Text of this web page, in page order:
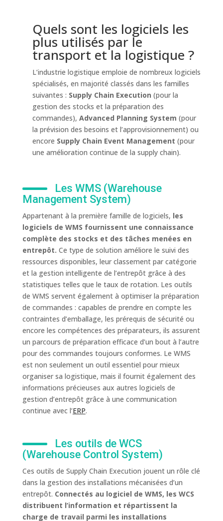
Quels sont les logiciels les
plus utilisés par le
transport et la logistique ?​
L’industrie logistique emploie de nombreux logiciels
spécialisés, en majorité classés dans les familles
suivantes : Supply Chain Execution (pour la
gestion des stocks et la préparation des
commandes), Advanced Planning System (pour
la prévision des besoins et l’approvisionnement) ou
encore Supply Chain Event Management (pour
une amélioration continue de la supply chain).
Les WMS (Warehouse
Management System)
Appartenant à la première famille de logiciels, les
logiciels de WMS fournissent une connaissance
complète des stocks et des tâches menées en
entrepôt. Ce type de solution améliore le suivi des
ressources disponibles, leur classement par catégorie
et la gestion intelligente de l’entrepôt grâce à des
statistiques telles que le taux de rotation. Les outils
de WMS servent également à optimiser la préparation
de commandes : capables de prendre en compte les
contraintes d’emballage, les prérequis de sécurité ou
encore les compétences des préparateurs, ils assurent
un parcours de préparation efficace d’un bout à l’autre
pour des commandes toujours conformes. Le WMS
est non seulement un outil essentiel pour mieux
organiser sa logistique, mais il fournit également des
informations précieuses aux autres logiciels de
gestion d’entrepôt grâce à une communication
continue avec l’ERP.
Les outils de WCS
(Warehouse Control System)
Ces outils de Supply Chain Execution jouent un rôle clé
dans la gestion des installations mécanisées d’un
entrepôt. Connectés au logiciel de WMS, les WCS
distribuent l’information et répartissent la
charge de travail parmi les installations